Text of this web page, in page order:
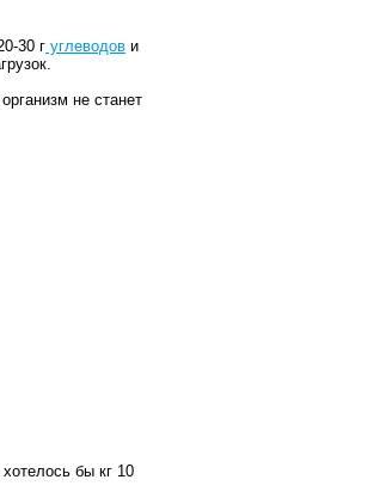
30 г углеводов и
не станет
бы кг 10